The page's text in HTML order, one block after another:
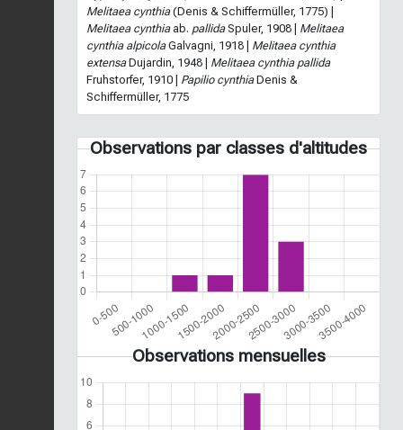
Melitaea cynthia(Denis & Schiffermüller, 1775) |
Melitaea cynthia ab. pallidaSpuler, 1908 | Melitaea
cynthia alpicolaGalvagni, 1918 | Melitaea cynthia
extensaDujardin, 1948 | Melitaea cynthia pallida
Fruhstorfer, 1910 | Papilio cynthiaDenis &
Schiffermüller, 1775
Observations par classes d'altitudes
Observations mensuelles